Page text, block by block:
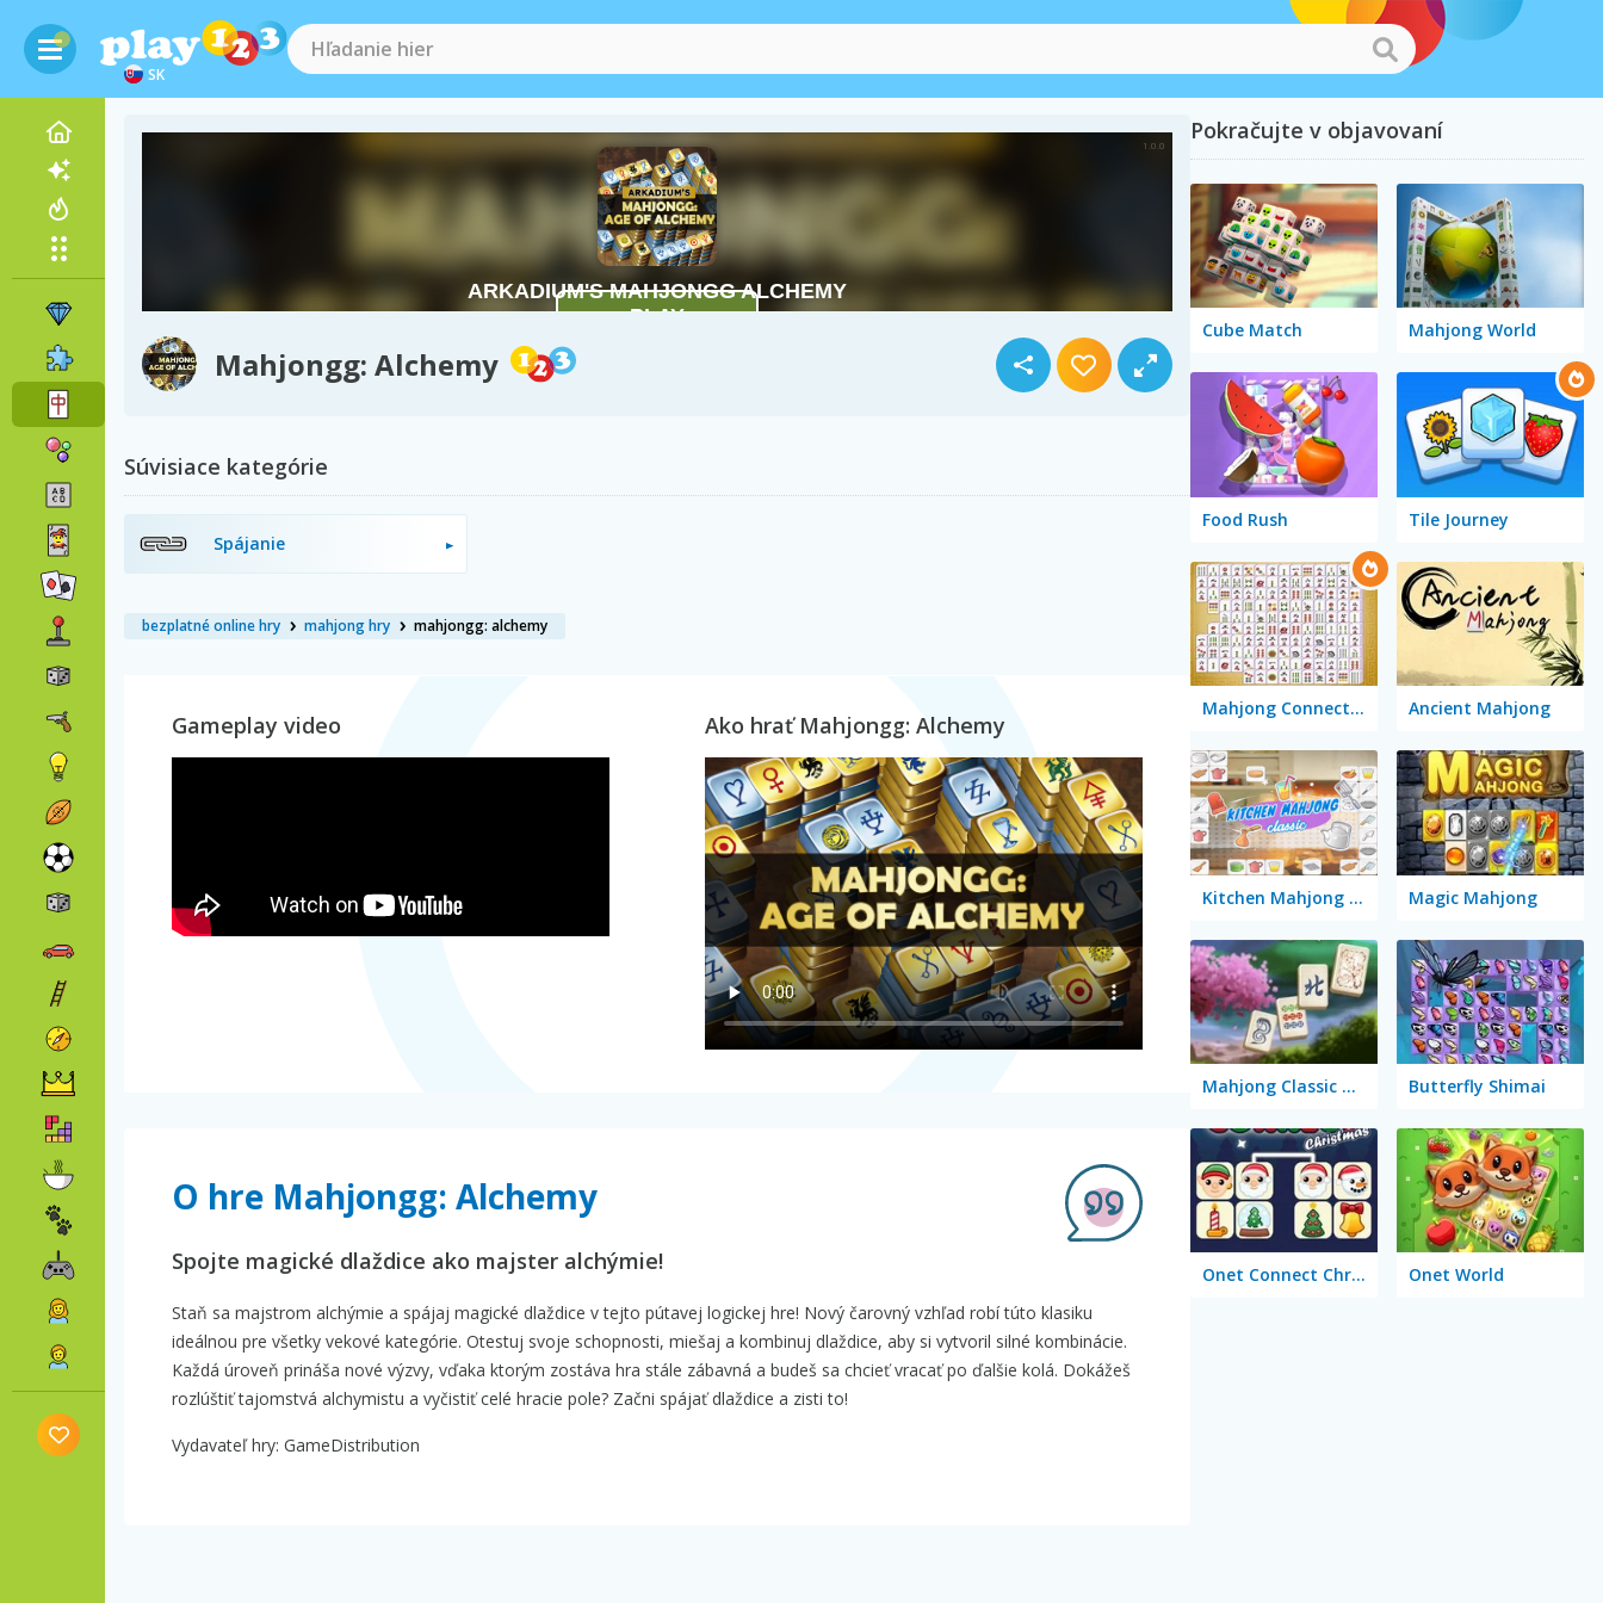
SK
Mahjongg: Alchemy
Súvisiace kategórie
Spájanie
bezplatné online hry mahjong hry mahjongg: alchemy
Gameplay video Ako hrať Mahjongg: Alchemy
O hre Mahjongg: Alchemy
Spojte magické dlaždice ako majster alchýmie!
Staň sa majstrom alchýmie a spájaj magické dlaždice v tejto pútavej logickej hre! Nový čarovný vzhľad robí túto klasiku
ideálnou pre všetky vekové kategórie. Otestuj svoje schopnosti, miešaj a kombinuj dlaždice, aby si vytvoril silné kombinácie.
Každá úroveň prináša nové výzvy, vďaka ktorým zostáva hra stále zábavná a budeš sa chcieť vracať po ďalšie kolá. Dokážeš
rozlúštiť tajomstvá alchymistu a vyčistiť celé hracie pole? Začni spájať dlaždice a zisti to!
Vydavateľ hry: GameDistribution
Pokračujte v objavovaní
Cube Match Mahjong World
Food Rush Tile Journey
Mahjong Connect Classic Ancient Mahjong
Kitchen Mahjong Classic Magic Mahjong
Mahjong Classic Mobile Butterfly Shimai
Onet Connect Christmas Onet World